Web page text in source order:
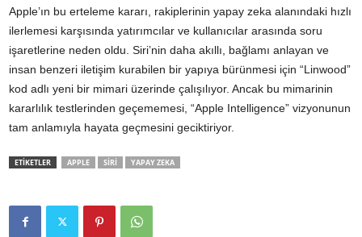
Apple’ın bu erteleme kararı, rakiplerinin yapay zeka alanındaki hızlı
ilerlemesi karşısında yatırımcılar ve kullanıcılar arasında soru
işaretlerine neden oldu. Siri’nin daha akıllı, bağlamı anlayan ve
insan benzeri iletişim kurabilen bir yapıya bürünmesi için “Linwood”
kod adlı yeni bir mimari üzerinde çalışılıyor. Ancak bu mimarinin
kararlılık testlerinden geçememesi, “Apple Intelligence” vizyonunun
tam anlamıyla hayata geçmesini geciktiriyor.
ETİKETLER APPLE SIRI YAPAY ZEKA